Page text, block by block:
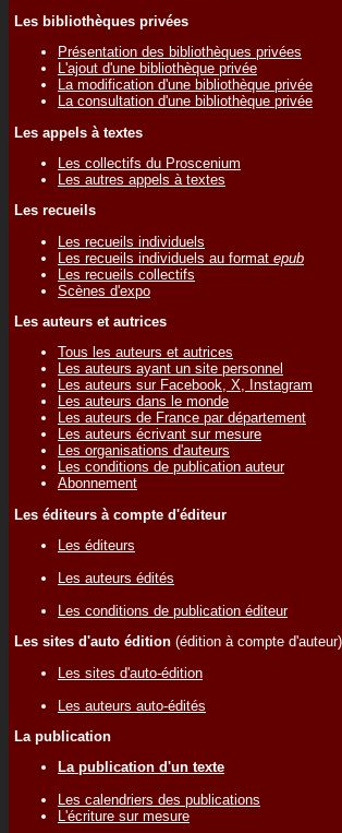
Les bibliothèques privées
Présentation des bibliothèques privées
L'ajout d'une bibliothèque privée
La modification d'une bibliothèque privée
La consultation d'une bibliothèque privée
Les appels à textes
Les collectifs du Proscenium
Les autres appels à textes
Les recueils
Les recueils individuels
Les recueils individuels au format epub
Les recueils collectifs
Scènes d'expo
Les auteurs et autrices
Tous les auteurs et autrices
Les auteurs ayant un site personnel
Les auteurs sur Facebook, X, Instagram
Les auteurs dans le monde
Les auteurs de France par département
Les auteurs écrivant sur mesure
Les organisations d'auteurs
Les conditions de publication auteur
Abonnement
Les éditeurs à compte d'éditeur
Les éditeurs
Les auteurs édités
Les conditions de publication éditeur
Les sites d'auto édition (édition à compte d'auteur)
Les sites d'auto-édition
Les auteurs auto-édités
La publication
La publication d'un texte
Les calendriers des publications
L'écriture sur mesure